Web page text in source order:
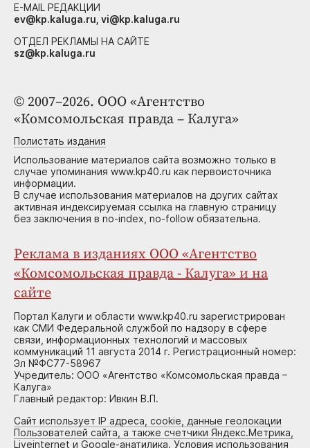
© 2007–2026. ООО «Агентство
«Комсомольская правда – Калуга»
Полистать издания
Использование материалов сайта возможно только в
случае упоминания www.kp40.ru как первоисточника
информации.
В случае использования материалов на других сайтах
активная индексируемая ссылка на главную страницу
без заключения в no-index, no-follow обязательна.
Реклама в изданиях ООО «Агентство
«Комсомольская правда - Калуга» и на
сайте
Портал Калуги и области www.kp40.ru зарегистрирован
как СМИ Федеральной службой по надзору в сфере
связи, информационных технологий и массовых
коммуникаций 11 августа 2014 г. Регистрационный номер:
Эл №ФС77-58967
Учредитель: ООО «Агентство «Комсомольская правда –
Калуга»
Главный редактор: Ивкин В.П.
Сайт использует IP адреса, cookie, данные геолокации
Пользователей сайта, а также счетчики Яндекс.Метрика,
Liveinternet и Google-анатилика. Условия использования
E-MAIL РЕДАКЦИИ
ev@kp.kaluga.ru, vi@kp.kaluga.ru
ОТДЕЛ РЕКЛАМЫ НА САЙТЕ
sz@kp.kaluga.ru